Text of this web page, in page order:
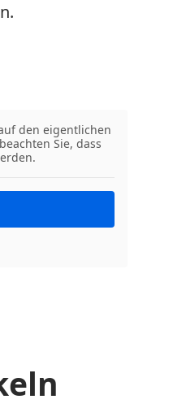
den eigentlichen
Sie, dass